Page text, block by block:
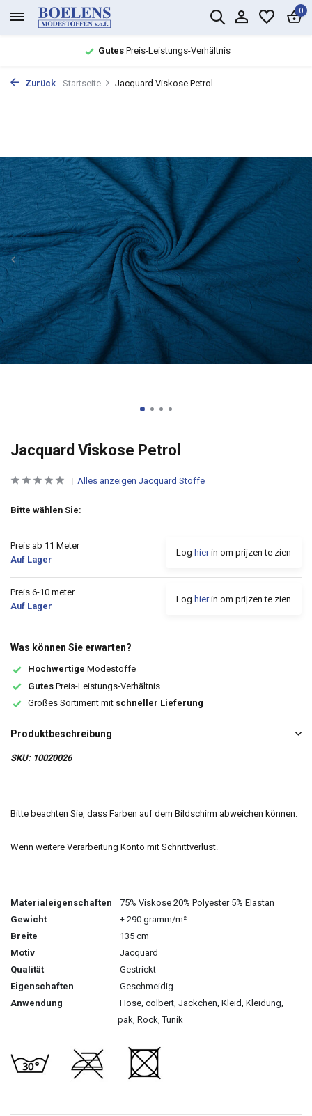
0
GutesPreis-Leistungs-Verhältnis
Zurück Startseite Jacquard Viskose Petrol
Jacquard Viskose Petrol
Alles anzeigen Jacquard Stoffe
Bitte wählen Sie:
Preis ab 11 Meter
Auf Lager
Log hierin om prijzen te zien
Preis 6-10 meter
Auf Lager
Log hierin om prijzen te zien
Was können Sie erwarten?
Hochwertige Modestoffe
Gutes Preis-Leistungs-Verhältnis
Großes Sortiment mit schneller Lieferung
Produktbeschreibung
SKU: 10020026
Bitte beachten Sie, dass Farben auf dem Bildschirm abweichen können.
Wenn weitere Verarbeitung Konto mit Schnittverlust.
Materialeigenschaften
75% Viskose 20% Polyester 5% Elastan
Gewicht
± 290 gramm/m²
Breite
135 cm
Motiv
Jacquard
Qualität
Gestrickt
Eigenschaften
Geschmeidig
Anwendung
Hose, colbert, Jäckchen, Kleid, Kleidung,
pak, Rock, Tunik